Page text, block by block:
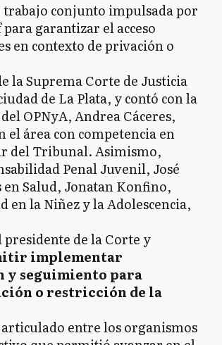
trabajo conjunto impulsada por
garantizar el acceso
en contexto de privación o
la Suprema Corte de Justicia
de La Plata, y contó con la
OPNyA, Andrea Cáceres,
área con competencia en
del Tribunal. Asimismo,
Penal Juvenil, José
Salud, Jonatan Konfino,
en la Niñez y la Adolescencia,
de la Corte y
implementar
y seguimiento para
o restricción de la
entre los organismos